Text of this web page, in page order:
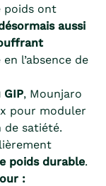
poids ont
aussi
en l’absence de
, Mounjaro
pour moduler
de satiété.
poids durable.
: